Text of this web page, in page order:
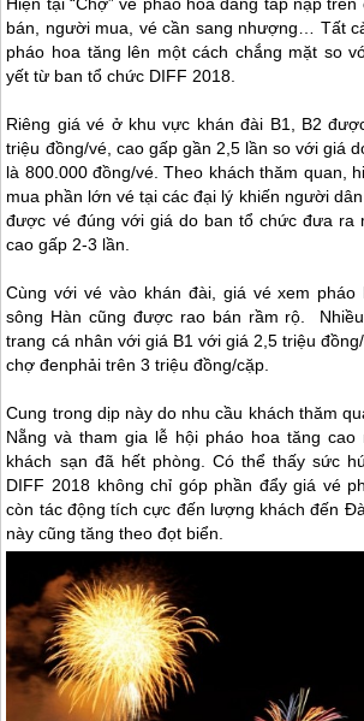
bán, người mua, vé cần sang nhượng… Tất
pháo hoa tăng lên một cách chắng mặt so
yết từ ban tổ chức DIFF 2018.
Riêng giá vé ở khu vực khán đài B1, B2
triệu đồng/vé, cao gấp gần 2,5 lần so với giá
là 800.000 đồng/vé. Theo khách thăm quan,
mua phần lớn vé tại các đại lý khiến người
được vé đúng với giá do ban tổ chức đưa ra
cao gấp 2-3 lần.
Cùng với vé vào khán đài, giá vé xem
sông Hàn cũng được rao bán rầm rộ.
trang cá nhân với giá B1 với giá 2,5 triệu
chợ đenphải trên 3 triệu đồng/cặp.
Cung trong dịp này do nhu cầu khách thăm
Nẵng và tham gia lễ hội pháo hoa tăng cao
khách sạn đã hết phòng. Có thể thấy sức
DIFF 2018 không chỉ góp phần đẩy giá vé
còn tác động tích cực đến lượng khách đến
này cũng tăng theo đọt biển.